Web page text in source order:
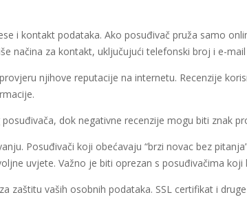
i kontakt podataka. Ako posuđivač pruža samo
načina za kontakt, uključujući telefonski broj i e-mail
njihove reputacije na internetu. Recenzije
dok negativne recenzije mogu biti znak
Posuđivači koji obećavaju “brzi novac bez
uvjete. Važno je biti oprezan s posuđivačima
zaštitu vaših osobnih podataka. SSL certifikat i